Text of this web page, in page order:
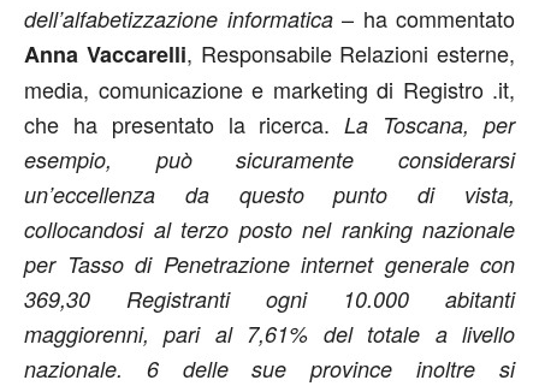
dell’alfabetizzazione informatica– ha commentato
Anna Vaccarelli, Responsabile Relazioni esterne,
media, comunicazione e marketing di Registro .it,
che ha presentato la ricerca.La Toscana, per
esempio, può sicuramente considerarsi
un’eccellenza da questo punto di vista,
collocandosi al terzo posto nel ranking nazionale
per Tasso di Penetrazione internet generale con
369,30 Registranti ogni 10.000 abitanti
maggiorenni, pari al 7,61% del totale a livello
nazionale. 6 delle sue province inoltre si